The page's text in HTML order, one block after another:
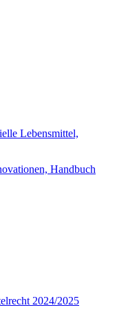
Lebensmittel,
Handbuch
2024/2025